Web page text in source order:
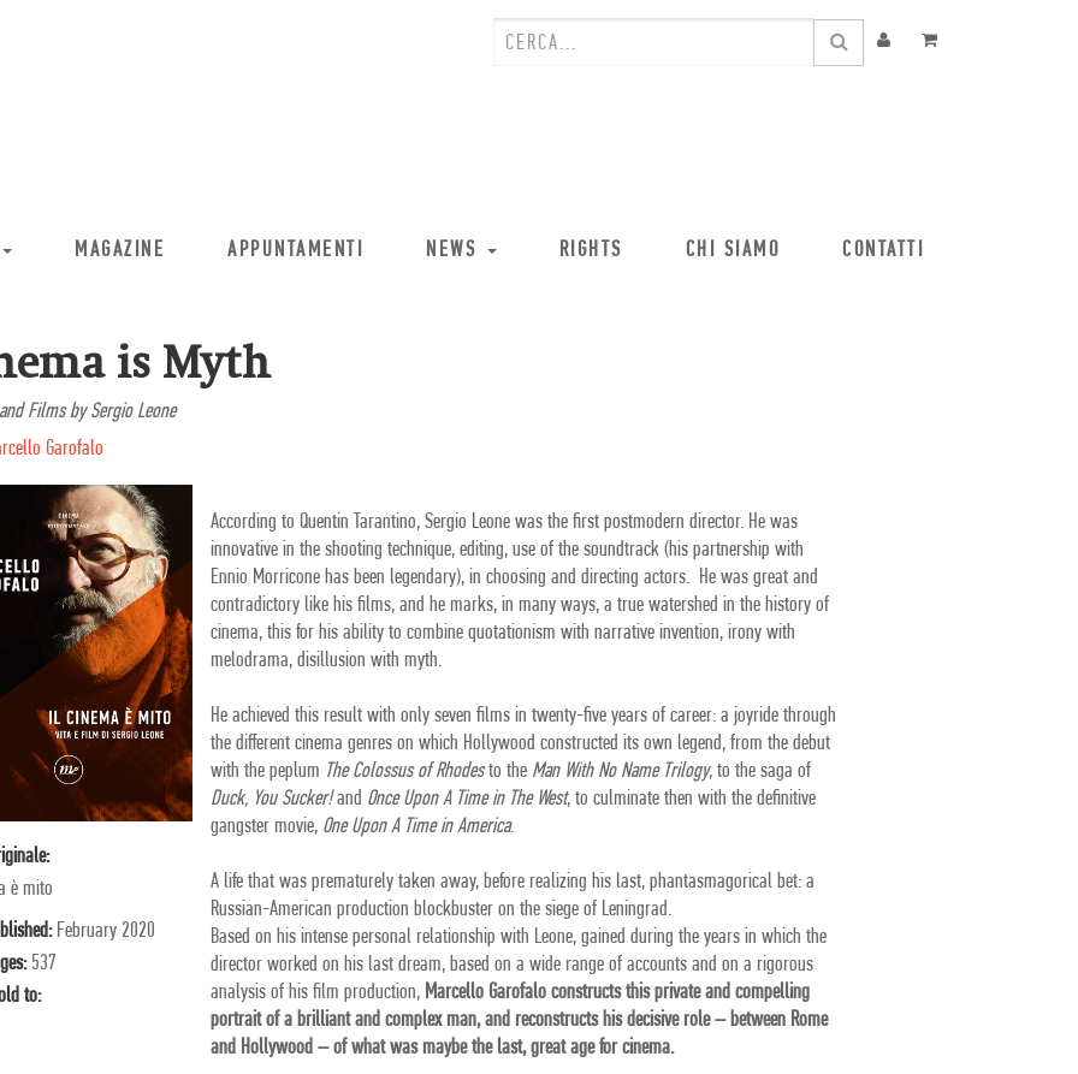
MAGAZINE APPUNTAMENTI NEWS RIGHTS CHI SIAMO CONTATTI
is Myth
Films by Sergio Leone
Garofalo
è mito
February 2020
537
to:
According to Quentin Tarantino, Sergio Leone was the first postmodern director. He was
innovative in the shooting technique, editing, use of the soundtrack (his partnership with
Ennio Morricone has been legendary), in choosing and directing actors. He was great and
contradictory like his films, and he marks, in many ways, a true watershed in the history of
cinema, this for his ability to combine quotationism with narrative invention, irony with
melodrama, disillusion with myth.
He achieved this result with only seven films in twenty-five years of career: a joyride through
the different cinema genres on which Hollywood constructed its own legend, from the debut
with the peplum The Colossus of Rhodesto the Man With No Name Trilogy, to the saga of
Duck, You Sucker!and Once Upon A Time in The West, to culminate then with the definitive
gangster movie, One Upon A Time in America.
A life that was prematurely taken away, before realizing his last, phantasmagorical bet: a
Russian-American production blockbuster on the siege of Leningrad.
Based on his intense personal relationship with Leone, gained during the years in which the
director worked on his last dream, based on a wide range of accounts and on a rigorous
analysis of his film production, Marcello Garofalo constructs this private and compelling
portrait of a brilliant and complex man, and reconstructs his decisive role – between Rome
and Hollywood – of what was maybe the last, great age for cinema.